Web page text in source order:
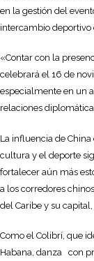
en la gestión del
intercambio deportivo
«Contar con la
celebrará el 16 de
especialmente en un
relaciones
La influencia de
cultura y el deporte
fortalecer aún más
a los corredores
del Caribe y su
Como el Colibrí, que
Habana, danza con